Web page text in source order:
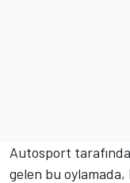
Autosport
gelen bu oylamada,